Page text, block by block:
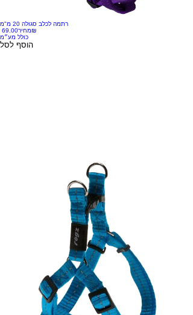
רתמה לכלב סגולה 20 מ"מ
מחיר‏69.00 ‏₪
כולל מע״מ
הוסף לסל